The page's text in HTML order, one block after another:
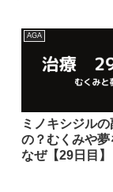
AGA
ミノキシジル
の？むくみや夢
なぜ【29日目】